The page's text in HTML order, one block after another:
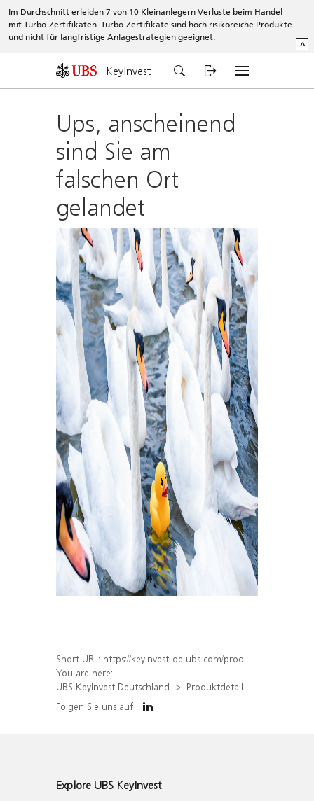
Im Durchschnitt erleiden 7 von 10 Kleinanlegern Verluste beim Handel
mit Turbo-Zertifikaten. Turbo-Zertifikate sind hoch risikoreiche Produkte
und nicht für langfristige Anlagestrategien geeignet.
^
KeyInvest
Ups, anscheinend
sind Sie am
falschen Ort
gelandet
Short URL: https://keyinvest-de.ubs.com/produkt/detail/index/isin/DE000WA7ENT1
You are here:
UBS KeyInvest Deutschland
Produktdetail
Folgen Sie uns auf
Explore UBS KeyInvest